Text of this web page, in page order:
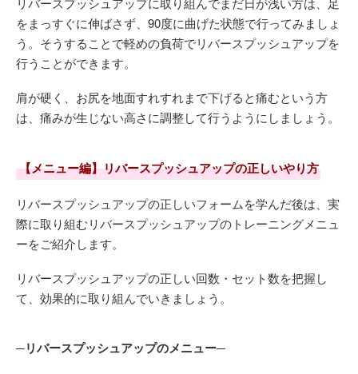
をまっすぐに伸ばさず、90度に曲げた状態で行ってみましょ
う。そうすることで軽めの負荷でリバースプッシュアップを
行うことができます。
肩が硬く、お尻を地面すれすれまで下げると痛むという方
は、痛みが生じない高さに調整して行うようにしましょう。
【メニュー編】リバースプッシュアップの正しいやり方
リバースプッシュアップの正しいフォームを学んだ後は、実
際に取り組むリバースプッシュアップのトレーニングメニュ
ーをご紹介します。
リバースプッシュアップの正しい回数・セット数を把握し
て、効果的に取り組んでいきましょう。
─リバースプッシュアップのメニュー─